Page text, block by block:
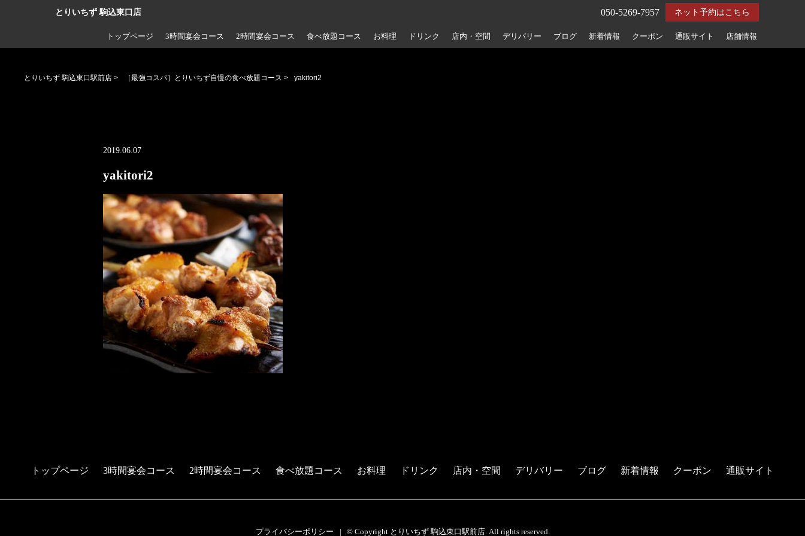
とりいちず 駒込東口店 ネット予約はこちら
050-5269-7957
トップページ 3時間宴会コース 2時間宴会コース 食べ放題コース お料理 ドリンク 店内・空間 デリバリー ブログ 新着情報 クーポン 通販サイト 店舗情報
とりいちず 駒込東口駅前店 > ［最強コスパ］とりいちず自慢の食べ放題コース > yakitori2
2019.06.07
yakitori2
トップページ 3時間宴会コース 2時間宴会コース 食べ放題コース お料理 ドリンク 店内・空間 デリバリー ブログ 新着情報 クーポン 通販サイト
プライバシーポリシー © Copyright とりいちず 駒込東口駅前店. All rights reserved.